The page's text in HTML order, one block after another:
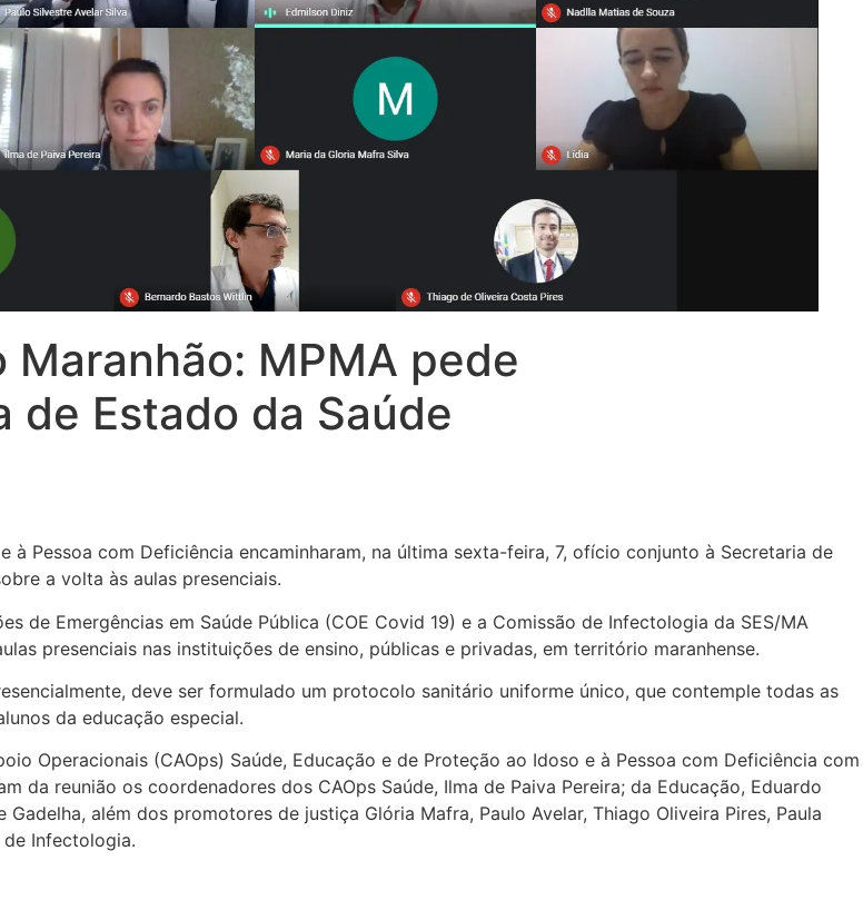
MPMA pede
Estado da Saúde
Pessoa com Deficiência encaminharam, na última sexta-feira, 7, ofício conjunto à Secretaria de
a volta às aulas presenciais.
de Emergências em Saúde Pública (COE Covid 19) e a Comissão de Infectologia da SES/MA
presenciais nas instituições de ensino, públicas e privadas, em território maranhense.
deve ser formulado um protocolo sanitário uniforme único, que contemple todas as
da educação especial.
Operacionais (CAOps) Saúde, Educação e de Proteção ao Idoso e à Pessoa com Deficiência com
da reunião os coordenadores dos CAOps Saúde, Ilma de Paiva Pereira; da Educação, Eduardo
além dos promotores de justiça Glória Mafra, Paulo Avelar, Thiago Oliveira Pires, Paula
Infectologia.